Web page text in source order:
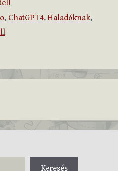
, ChatGPT4, Haladóknak,
Keresés